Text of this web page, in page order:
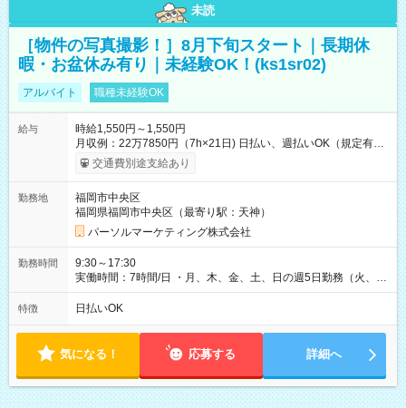
未読
［物件の写真撮影！］8月下旬スタート｜長期休
暇・お盆休み有り｜未経験OK！(ks1sr02)
アルバイト 職種未経験OK
給与
時給1,550円～1,550円
月収例：22万7850円（7h×21日) 日払い、週払いOK（規定有
り） 【試用期間】試用期間なし
交通費別途支給あり
勤務地
福岡市中央区
福岡県福岡市中央区（最寄り駅：天神）
パーソルマーケティング株式会社
勤務時間
9:30～17:30
実働時間：7時間/日 ・月、木、金、土、日の週5日勤務（火、水
は固定休です／GW、お盆、年末年始等、長期休暇有り！） ・
ワンシフト！ ・残業ほぼナシ（0～5h/月）
特徴 日払いOK
気になる！ 応募する 詳細へ